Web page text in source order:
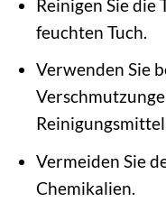
Reinigen Sie die
feuchten Tuch.
Verwenden Sie
Vermeiden Sie
Chemikalien.